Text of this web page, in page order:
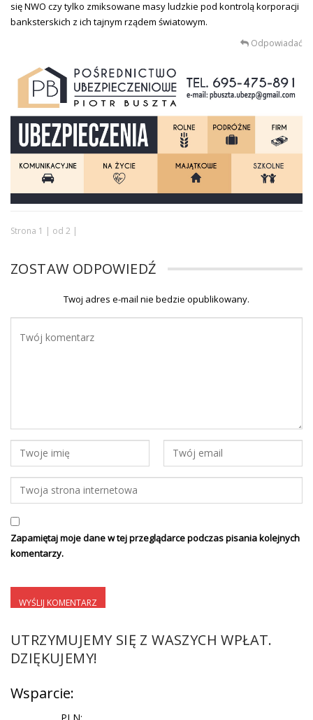
się NWO czy tylko zmiksowane masy ludzkie pod kontrolą korporacji
banksterskich z ich tajnym rządem światowym.
Odpowiadać
Strona 1 | od 2 |
ZOSTAW ODPOWIEDŹ
Twoj adres e-mail nie bedzie opublikowany.
Zapamiętaj moje dane w tej przeglądarce podczas pisania kolejnych
komentarzy.
UTRZYMUJEMY SIĘ Z WASZYCH WPŁAT.
DZIĘKUJEMY!
Wsparcie: